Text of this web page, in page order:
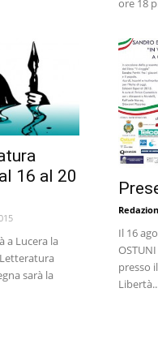
ore 18
16 al 20
a Lucera la
sarà la
Il 16
presso